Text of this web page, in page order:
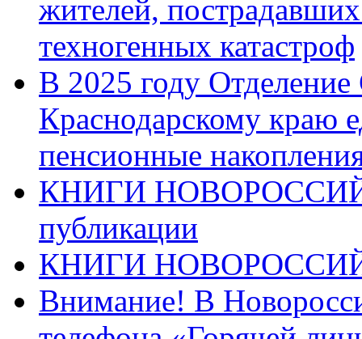
жителей,
техногенных катастроф
В 2025 году
Краснодарскому краю
пенсионные
КНИГИ
публикации
КНИГИ
Внимание! В